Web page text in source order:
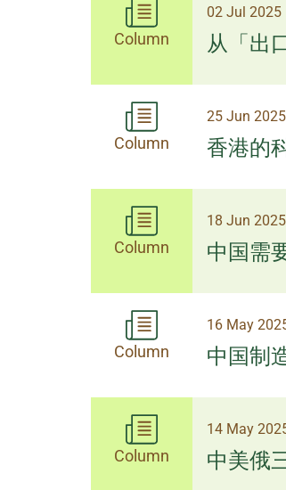
Column
02 Jul 2025
从「出
Column
25 Jun 2025
香港的
Column
18 Jun 2025
中国需
Column
16 May
中国制
Column
14 May
中美俄